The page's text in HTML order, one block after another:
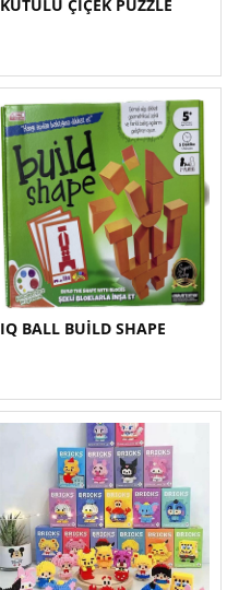
KUTULU ÇİÇEK PUZZLE
IQ BALL BUİLD SHAPE